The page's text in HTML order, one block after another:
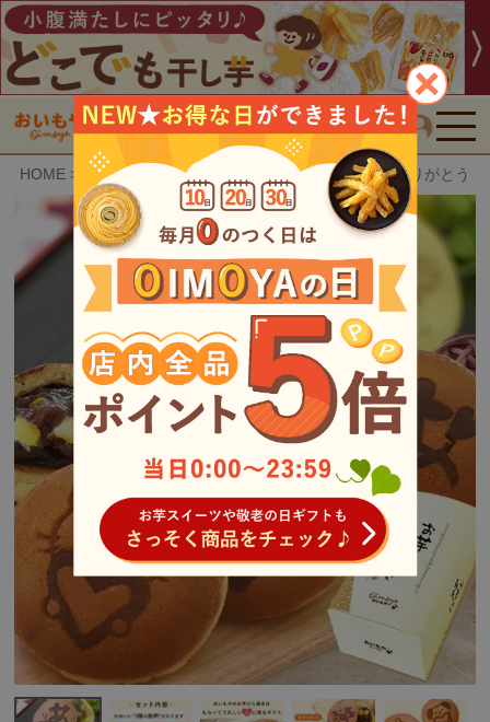
検索
HOME おいもや特選スイーツ お芋どら焼き (5個) [ありがとう